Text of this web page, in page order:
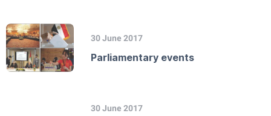
30 June 2017
Parliamentary events
30 June 2017